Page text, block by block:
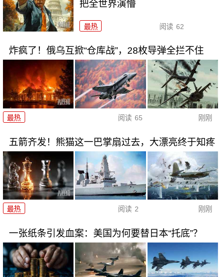
把全世界演懵
最热 阅读 62
炸疯了！俄乌互掀“仓库战”，28枚导弹全拦不住
最热 阅读 65 刚刚
五箭齐发！熊猫这一巴掌扇过去，大漂亮终于知疼
最热 阅读 2 刚刚
一张纸条引发血案：美国为何要替日本“托底”？